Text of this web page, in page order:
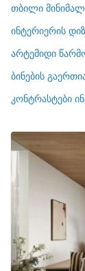
ო
რ
ბ
ი
თბილი
ინტერიერის
არტემიდი
ბინების
კონტრასტები